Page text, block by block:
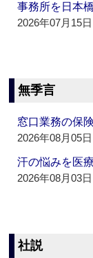
事務所を日本
2026年07月15
無季言
窓口業務の保
2026年08月05
汗の悩みを医
2026年08月03
社説